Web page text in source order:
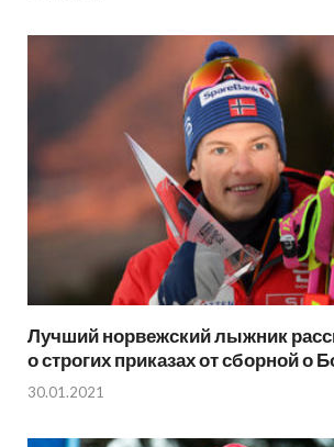
Лучший норвежский лыжник
о строгих приказах от сборной о
30.01.2021